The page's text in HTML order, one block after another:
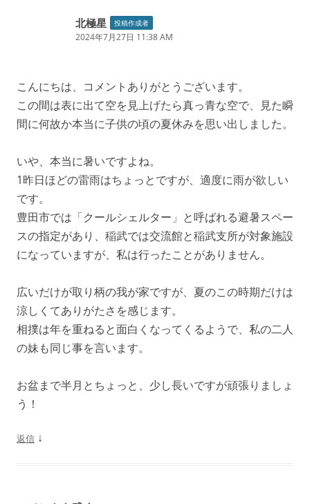
北極星 投稿作成者
2024年7月27日 11:38 AM
こんにちは、コメントありがとうございます。
この間は表に出て空を見上げたら真っ青な空で、見た瞬
間に何故か本当に子供の頃の夏休みを思い出しました。
いや、本当に暑いですよね。
1昨日ほどの雷雨はちょっとですが、適度に雨が欲しい
です。
豊田市では「クールシェルター」と呼ばれる避暑スペー
スの指定があり、稲武では交流館と稲武支所が対象施設
になっていますが、私は行ったことがありません。
広いだけが取り柄の我が家ですが、夏のこの時期だけは
涼しくてありがたさを感じます。
相撲は年を重ねると面白くなってくるようで、私の二人
の妹も同じ事を言います。
お盆まで半月とちょっと、少し長いですが頑張りましょ
う！
返信 ↓